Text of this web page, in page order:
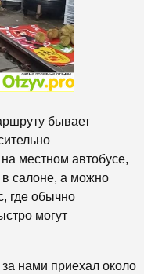
бывает
местном автобусе,
салоне, а можно
где обычно
могут
нами приехал около